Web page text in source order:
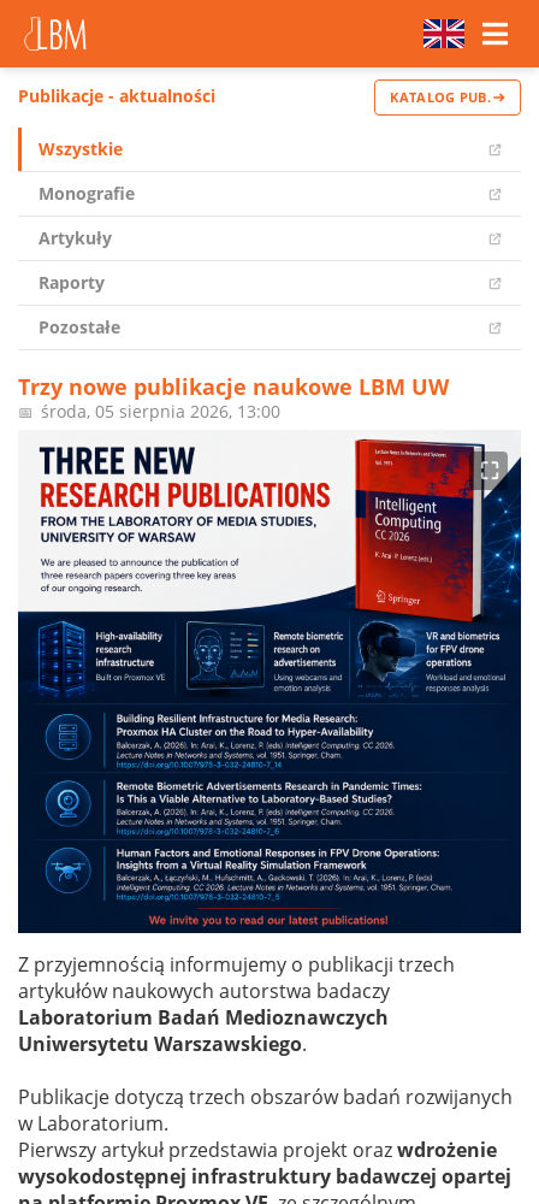
Publikacje - aktualności KATALOG PUB.
Wszystkie
Monografie
Artykuły
Raporty
Pozostałe
Trzy nowe publikacje naukowe LBM UW
📅 środa, 05 sierpnia 2026, 13:00
⛶
Z przyjemnością informujemy o publikacji trzech
artykułów naukowych autorstwa badaczy
Laboratorium Badań Medioznawczych
Uniwersytetu Warszawskiego.
Publikacje dotyczą trzech obszarów badań rozwijanych
w Laboratorium.
Pierwszy artykuł przedstawia projekt orazwdrożenie
wysokodostępnej infrastruktury badawczej opartej